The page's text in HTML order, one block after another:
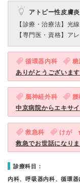
アトピー性皮膚
【診療・治療法】 光
【専門医・資格】 ア
循環器内科 糖
ありがとうございます
脳神経外科
中京病院からエキサ
救急科 けが
救急でお世話になり
診療科目：
内科、呼吸器内科、循環